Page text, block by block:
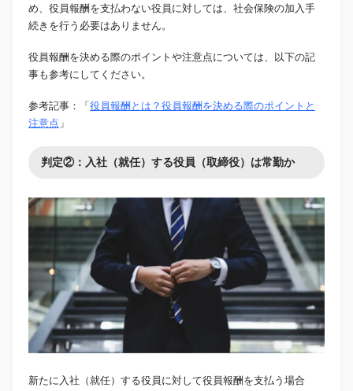
め、役員報酬を支払わない役員に対しては、社会保険の加入手
続きを行う必要はありません。
役員報酬を決める際のポイントや注意点については、以下の記
事も参考にしてください。
参考記事：「 役員報酬とは？役員報酬を決める際のポイントと
注意点 」
判定②：入社（就任）する役員（取締役）は常勤か
新たに入社（就任）する役員に対して役員報酬を支払う場合